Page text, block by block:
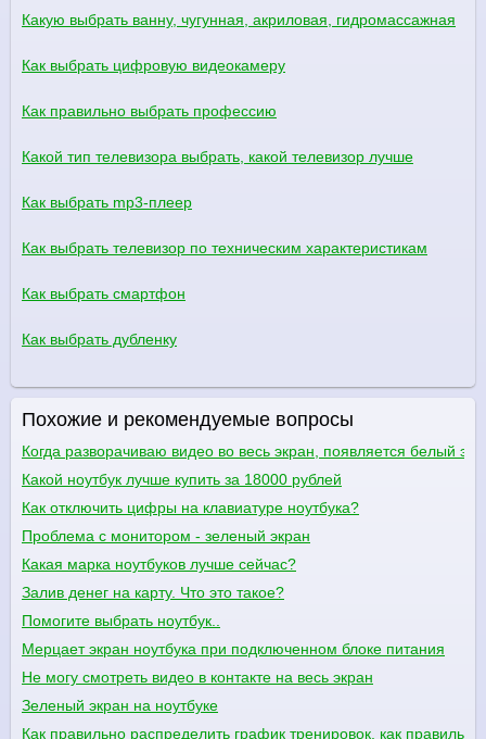
Какую выбрать ванну, чугунная, акриловая, гидромассажная
Как выбрать цифровую видеокамеру
Как правильно выбрать профессию
Какой тип телевизора выбрать, какой телевизор лучше
Как выбрать mp3-плеер
Как выбрать телевизор по техническим характеристикам
Как выбрать смартфон
Как выбрать дубленку
Похожие и рекомендуемые вопросы
Когда разворачиваю видео во весь экран, появляется белый
Какой ноутбук лучше купить за 18000 рублей
Как отключить цифры на клавиатуре ноутбука?
Проблема с монитором - зеленый экран
Какая марка ноутбуков лучше сейчас?
Залив денег на карту. Что это такое?
Помогите выбрать ноутбук..
Мерцает экран ноутбука при подключенном блоке питания
Не могу смотреть видео в контакте на весь экран
Зеленый экран на ноутбуке
Как правильно распределить график тренировок, как правильно